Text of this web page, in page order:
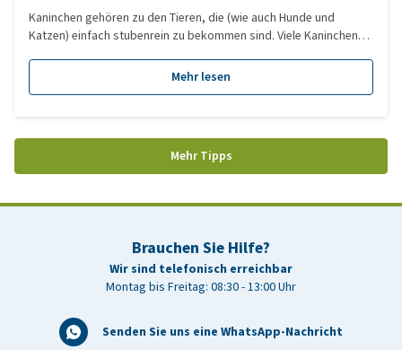
Kaninchen gehören zu den Tieren, die (wie auch Hunde und
Katzen) einfach stubenrein zu bekommen sind. Viele Kaninchen
Mehr lesen
Mehr Tipps
Brauchen Sie Hilfe?
Wir sind telefonisch erreichbar
Montag bis Freitag: 08:30 - 13:00 Uhr
Senden Sie uns eine WhatsApp-Nachricht